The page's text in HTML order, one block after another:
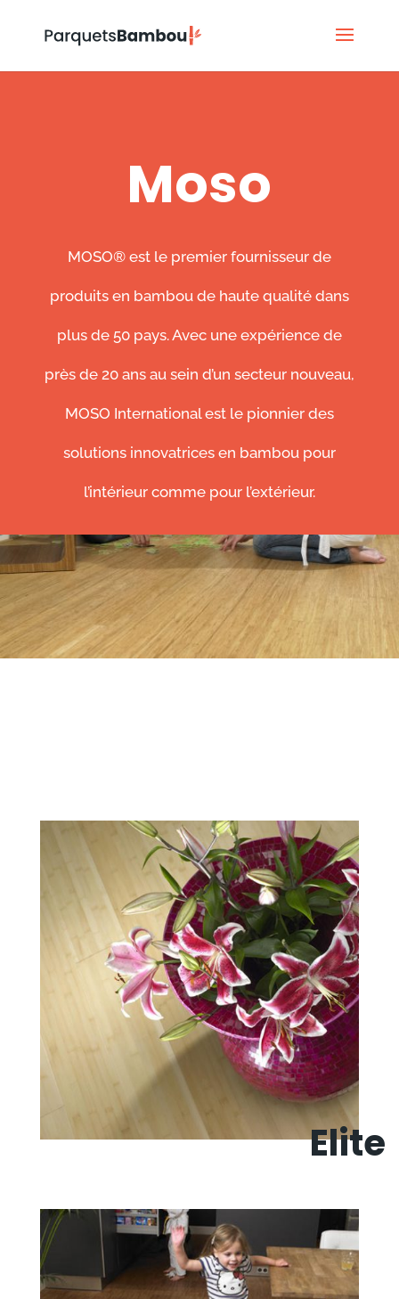
Moso
MOSO® est le premier fournisseur de
produits en bambou de haute qualité dans
plus de 50 pays. Avec une expérience de
près de 20 ans au sein d’un secteur nouveau,
MOSO International est le pionnier des
solutions innovatrices en bambou pour
l’intérieur comme pour l’extérieur.
Elite